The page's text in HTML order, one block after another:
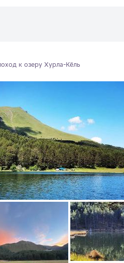
к озеру Хурла-Кёль